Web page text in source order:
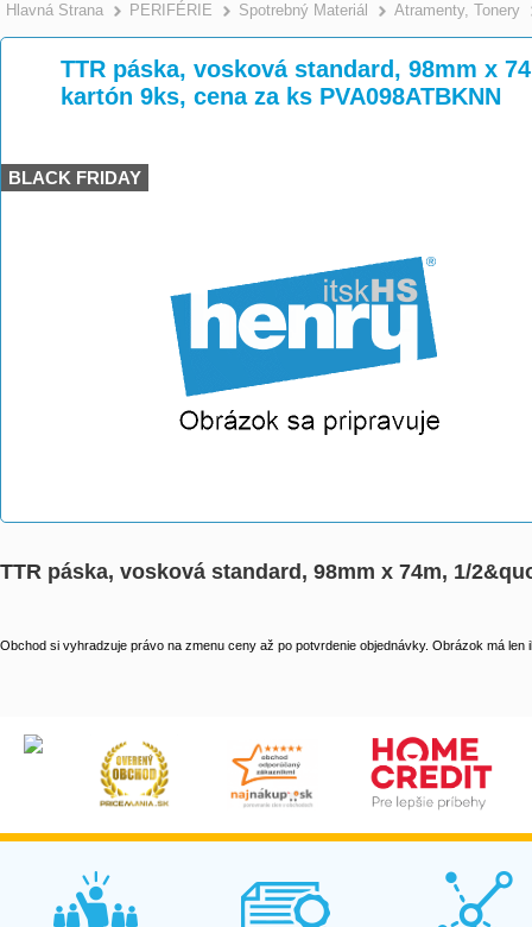
Hlavná Strana >
PERIFÉRIE >
Spotrebný Materiál >
Atramenty, Tonery
TTR páska, vosková standard, 98mm x
kartón 9ks, cena za ks PVA098ATBKNN
BLACK FRIDAY
TTR páska, vosková standard, 98mm x 74m, 1/
Obchod si vyhradzuje právo na zmenu ceny až po potvrdenie objednávky. Obrázok má len